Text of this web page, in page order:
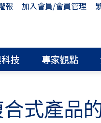
報 加入會員/會員管理
技 專家觀點
式產品